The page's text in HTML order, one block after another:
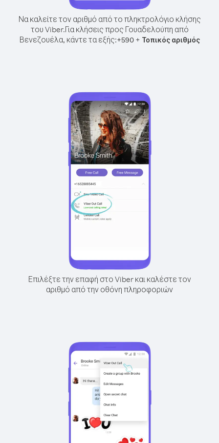
Να καλείτε τον αριθμό από το πληκτρολόγιο κλήσης
του Viber.Για κλήσεις προς Γουαδελούπη από
Βενεζουέλα, κάντε τα εξής:+590+ Τοπικός αριθμός
Επιλέξτε την επαφή στο Viber και καλέστε τον
αριθμό από την οθόνη πληροφοριών